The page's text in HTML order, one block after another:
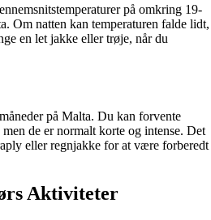
på omkring 19-
Om natten kan temperaturen falde lidt,
en let jakke eller trøje, når du
på Malta. Du kan forvente
de er normalt korte og intense. Det
eller regnjakke for at være forberedt
Aktiviteter